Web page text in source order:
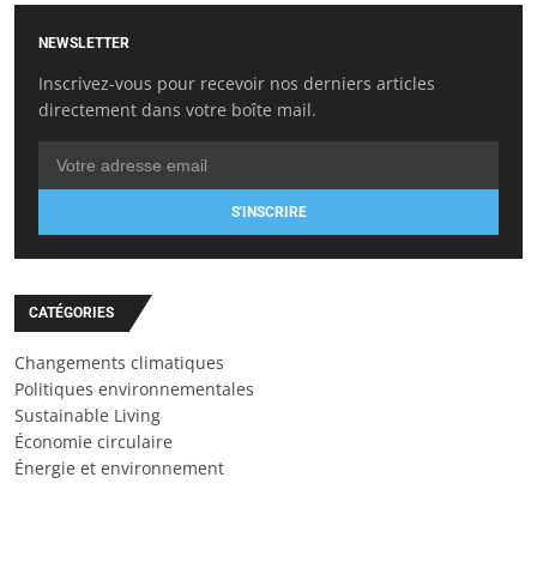
NEWSLETTER
Inscrivez-vous pour recevoir nos derniers articles
directement dans votre boîte mail.
S'INSCRIRE
CATÉGORIES
Changements climatiques
Politiques environnementales
Sustainable Living
Économie circulaire
Énergie et environnement